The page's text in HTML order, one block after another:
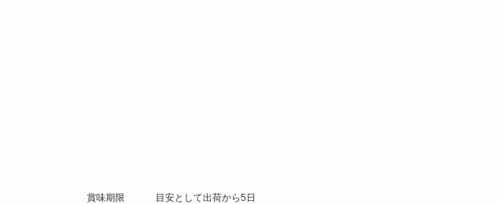
賞味期限 目安として出荷から5日